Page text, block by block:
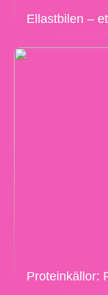
Ellastbilen –
Proteinkällor: